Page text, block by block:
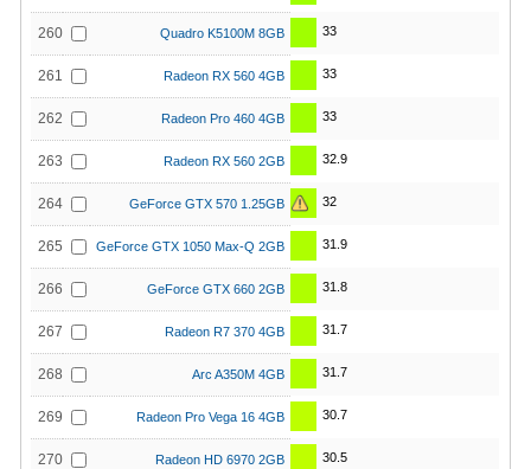
260 Quadro K5100M 8GB 33
261 Radeon RX 560 4GB 33
262 Radeon Pro 460 4GB 33
263 Radeon RX 560 2GB 32.9
264 GeForce GTX 570 1.25GB 32
265 GeForce GTX 1050 Max-Q 2GB 31.9
266 GeForce GTX 660 2GB 31.8
267 Radeon R7 370 4GB 31.7
268 Arc A350M 4GB 31.7
269 Radeon Pro Vega 16 4GB 30.7
270 Radeon HD 6970 2GB 30.5